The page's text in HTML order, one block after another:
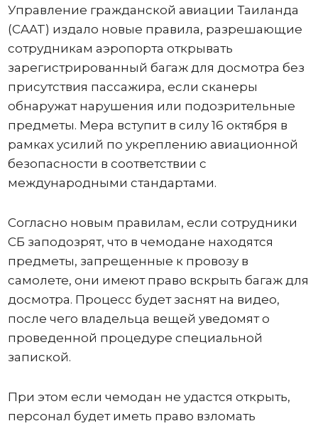
Управление гражданской авиации Таиланда
(CAAT) издало новые правила, разрешающие
сотрудникам аэропорта открывать
зарегистрированный багаж для досмотра без
присутствия пассажира, если сканеры
обнаружат нарушения или подозрительные
предметы. Мера вступит в силу 16 октября в
рамках усилий по укреплению авиационной
безопасности в соответствии с
международными стандартами.
Согласно новым правилам, если сотрудники
СБ заподозрят, что в чемодане ​​находятся
предметы, запрещенные к провозу в
самолете, они имеют право вскрыть багаж для
досмотра. Процесс будет заснят на видео,
после чего владельца вещей уведомят о
проведенной процедуре специальной
запиской.
При этом если чемодан не удастся открыть,
персонал будет иметь право взломать